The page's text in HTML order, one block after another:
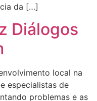
da […]
Diálogos
local na
especialistas de
problemas e as